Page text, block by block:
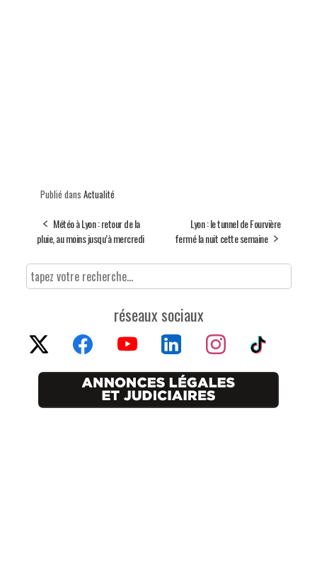
Publié dans Actualité
Météo à Lyon : retour de la
pluie, au moins jusqu’à mercredi
Lyon : le tunnel de Fourvière
fermé la nuit cette semaine
réseaux sociaux